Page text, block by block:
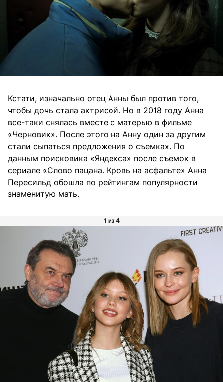
Кстати, изначально отец Анны был против того,
чтобы дочь стала актрисой. Но в 2018 году Анна
все-таки снялась вместе с матерью в фильме
«Черновик». После этого на Анну один за другим
стали сыпаться предложения о съемках. По
данным поисковика «Яндекса» после съемок в
сериале «Слово пацана. Кровь на асфальте» Анна
Пересильд обошла по рейтингам популярности
знаменитую мать.
1 из 4